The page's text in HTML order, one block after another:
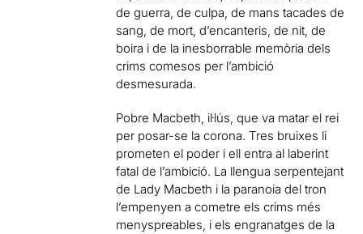
de guerra, de culpa, de mans tacades de
sang, de mort, d’encanteris, de nit, de
boira i de la inesborrable memòria dels
crims comesos per l’ambició
desmesurada.
Pobre Macbeth, il·lús, que va matar el rei
per posar-se la corona. Tres bruixes li
prometen el poder i ell entra al laberint
fatal de l’ambició. La llengua serpentejant
de Lady Macbeth i la paranoia del tron
l’empenyen a cometre els crims més
menyspreables, i els engranatges de la